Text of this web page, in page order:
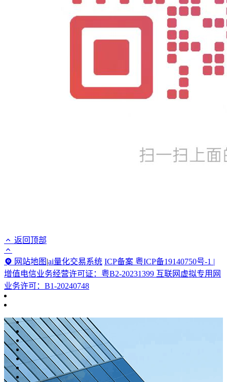
返回顶部
网站地图 |ai量化交易系统 ICP备案 粤ICP备19140750号-1 |
增值电信业务经营许可证：粤B2-20231399 互联网虚拟专用网
业务许可：B1-20240748